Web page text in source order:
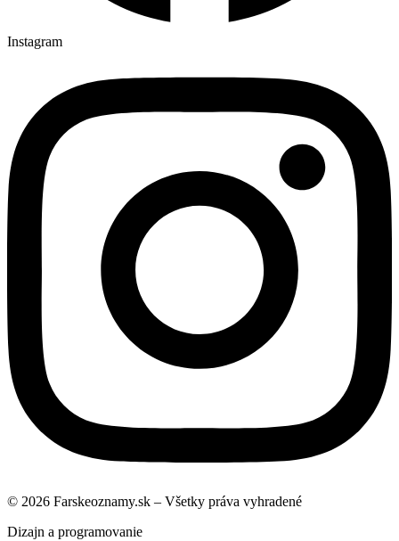
Lieskovec - miestny úmysel
10:30
Za zdravie a BP pre rodiny Kamasovú, Klimentovú
a Hraškovú
Ščúry - DETI
19:00
+ brat Radoslav (10. výročie) a rodiny Sladkovská a
Šimková
Matúš OP - MLADÍ
Instagram
© 2026 Farskeoznamy.sk – Všetky práva vyhradené
Dizajn a programovanie